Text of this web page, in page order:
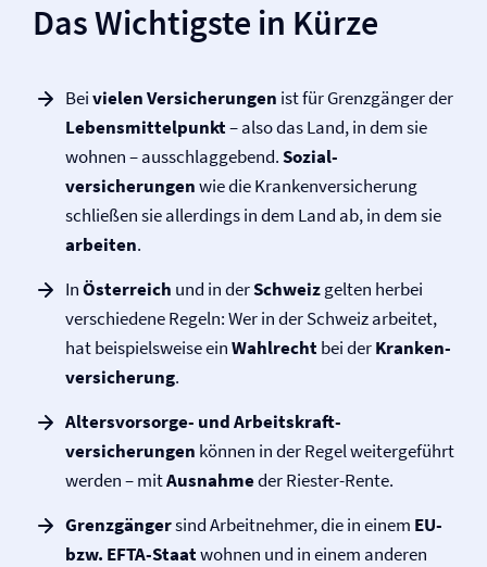
Das Wichtigste in Kürze
Beivielen Versicherungen ist für Grenzgänger der
Lebensmittelpunkt– also das Land, in dem sie
wohnen – ausschlaggebend.Sozial­
versicherungenwie die Kranken­versicherung
schließen sie allerdings in dem Land ab, in dem sie
arbeiten.
InÖsterreich und in derSchweizgelten herbei
verschiedene Regeln: Wer in der Schweiz arbeitet,
hat beispielsweise einWahlrechtbei derKranken­
versicherung.
Altersvorsorge- und Arbeitskraft­
versicherungen können in der Regel weitergeführt
werden – mitAusnahmeder Riester-Rente.
Grenzgängersind Arbeitnehmer, die in einem EU-
bzw. EFTA-Staatwohnen und in einem anderen